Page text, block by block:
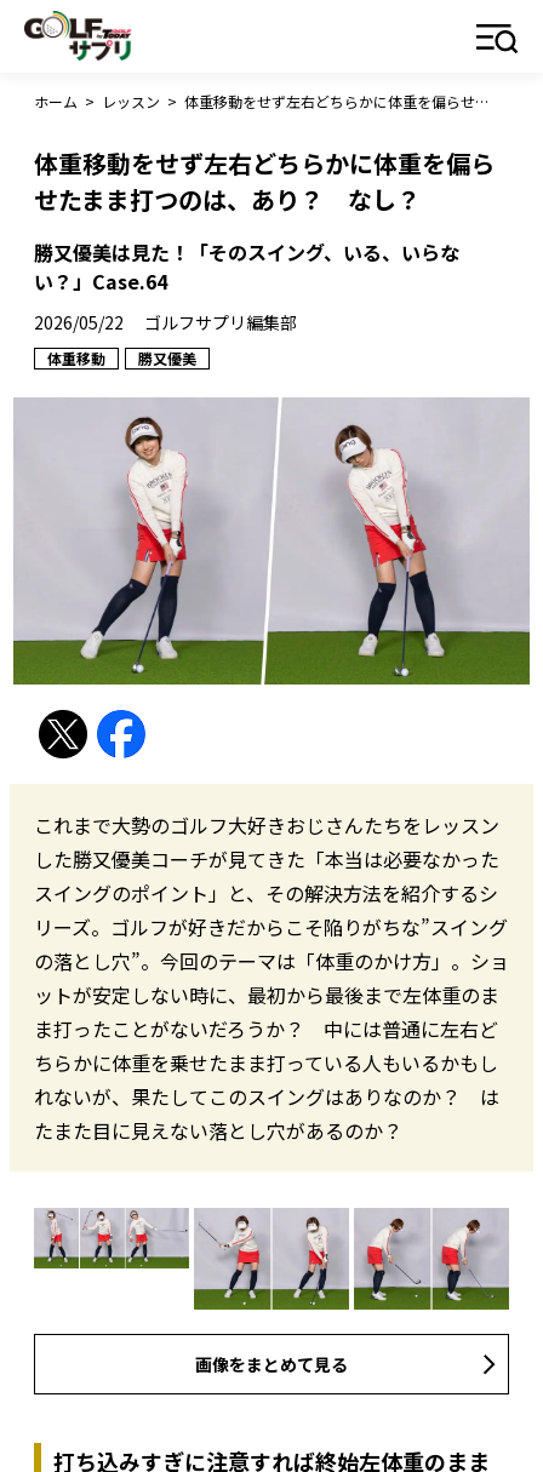
ホーム > レッスン > 体重移動をせず左右どちらかに体重を偏らせたまま打つのは、あり？ なし？
体重移動をせず左右どちらかに体重を偏ら
せたまま打つのは、あり？ なし？
勝又優美は見た！「そのスイング、いる、いらな
い？」Case.64
2026/05/22 ゴルフサプリ編集部
体重移動 勝又優美
これまで大勢のゴルフ大好きおじさんたちをレッスン
した勝又優美コーチが見てきた「本当は必要なかった
スイングのポイント」と、その解決方法を紹介するシ
リーズ。ゴルフが好きだからこそ陥りがちな”スイング
の落とし穴”。今回のテーマは「体重のかけ方」。ショ
ットが安定しない時に、最初から最後まで左体重のま
ま打ったことがないだろうか？ 中には普通に左右ど
ちらかに体重を乗せたまま打っている人もいるかもし
れないが、果たしてこのスイングはありなのか？ は
たまた目に見えない落とし穴があるのか？
画像をまとめて見る
打ち込みすぎに注意すれば終始左体重のまま